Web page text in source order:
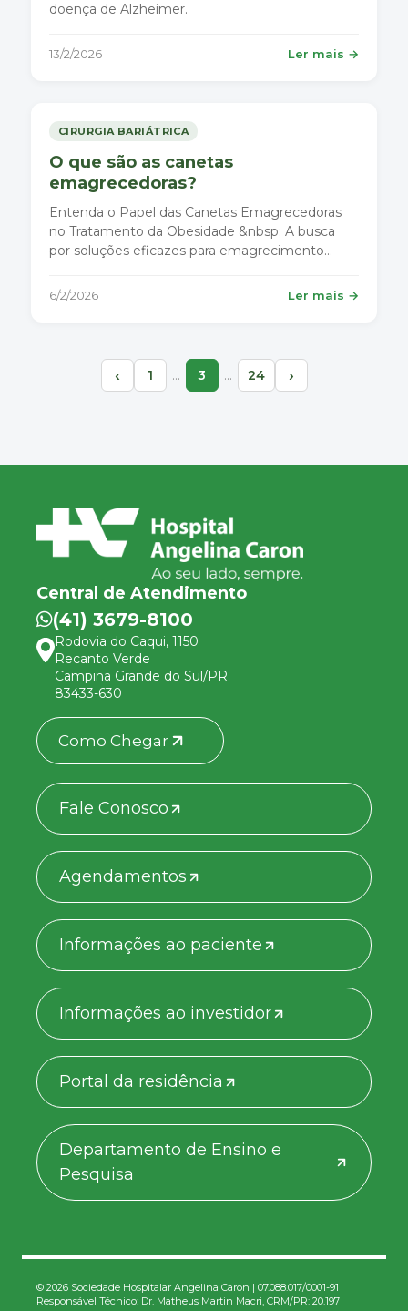
doença de Alzheimer.
13/2/2026 Ler mais →
CIRURGIA BARIÁTRICA
O que são as canetas
emagrecedoras?
Entenda o Papel das Canetas Emagrecedoras
no Tratamento da Obesidade &nbsp; A busca
por soluções eficazes para emagrecimento
últimos anos, as canetas emagrecedoras
6/2/2026 Ler mais →
‹ 1 … 3 … 24 ›
Central de Atendimento
(41) 3679-8100
Rodovia do Caqui, 1150
Recanto Verde
Campina Grande do Sul/PR
83433-630
Como Chegar
Fale Conosco
Agendamentos
Informações ao paciente
Informações ao investidor
Portal da residência
Departamento de Ensino e
Pesquisa
© 2026 Sociedade Hospitalar Angelina Caron | 07.088.017/0001-91
Responsável Técnico: Dr. Matheus Martin Macri, CRM/PR: 20.197